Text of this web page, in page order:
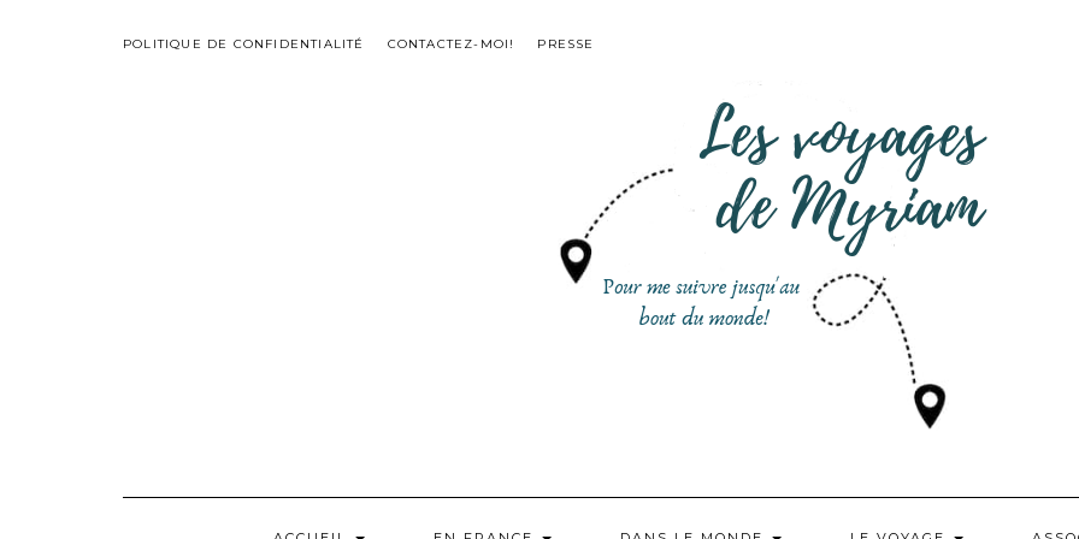
POLITIQUE DE CONFIDENTIALITÉ CONTACTEZ-MOI! PRESSE